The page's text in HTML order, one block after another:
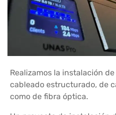
Realizamos la instalación
cableado estructurado, de
como de fibra óptica.